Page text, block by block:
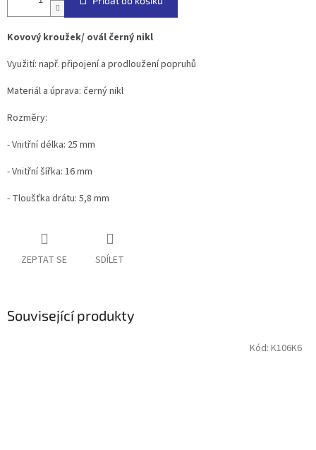
Kovový kroužek/ ovál černý nikl
Využití: např. připojení a prodloužení popruhů
Materiál a úprava: černý nikl
Rozměry:
- Vnitřní délka: 25 mm
- Vnitřní šířka: 16 mm
- Tloušťka drátu: 5,8 mm
ZEPTAT SE SDÍLET
Související produkty
Kód: K106K6